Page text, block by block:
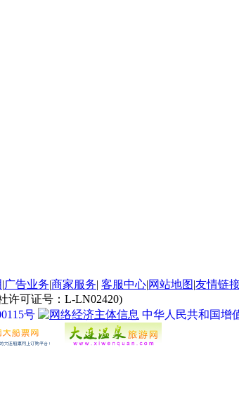
|广告业务|商家服务| 客服中心|网站地图|友情链
许可证号：L-LN02420)
号
中华人民共和国增